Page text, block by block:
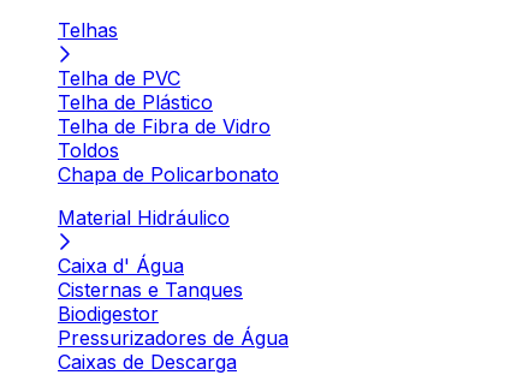
Telhas
Telha de PVC
Telha de Plástico
Telha de Fibra de Vidro
Toldos
Chapa de Policarbonato
Material Hidráulico
Caixa d' Água
Cisternas e Tanques
Biodigestor
Pressurizadores de Água
Caixas de Descarga